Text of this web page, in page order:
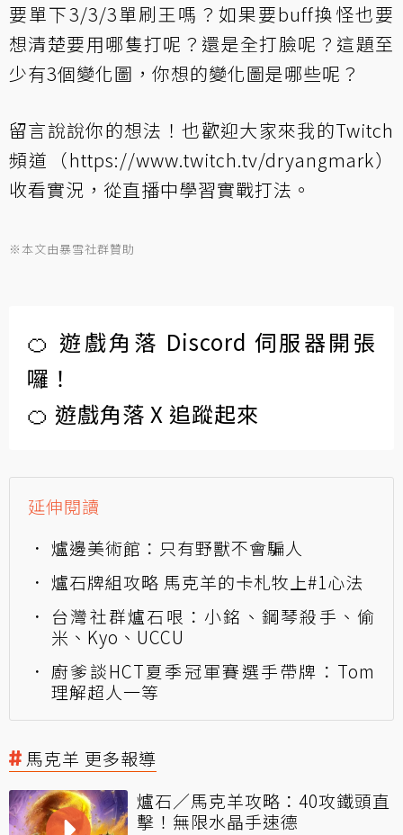
要單下3/3/3單刷王嗎？如果要buff換怪也要
想清楚要用哪隻打呢？還是全打臉呢？這題至
少有3個變化圖，你想的變化圖是哪些呢？
留言說說你的想法！也歡迎大家來我的Twitch
頻道（https://www.twitch.tv/dryangmark）
收看實況，從直播中學習實戰打法。
※本文由暴雪社群贊助
🍊 遊戲角落 Discord 伺服器開張
囉！
🍊 遊戲角落 X 追蹤起來
延伸閱讀
爐邊美術館：只有野獸不會騙人
爐石牌組攻略 馬克羊的卡札牧上#1心法
台灣社群爐石哏：小銘、鋼琴殺手、偷
米、Kyo、UCCU
廚爹談HCT夏季冠軍賽選手帶牌：Tom
理解超人一等
馬克羊 更多報導
爐石／馬克羊攻略：40攻鐵頭直
擊！無限水晶手速德